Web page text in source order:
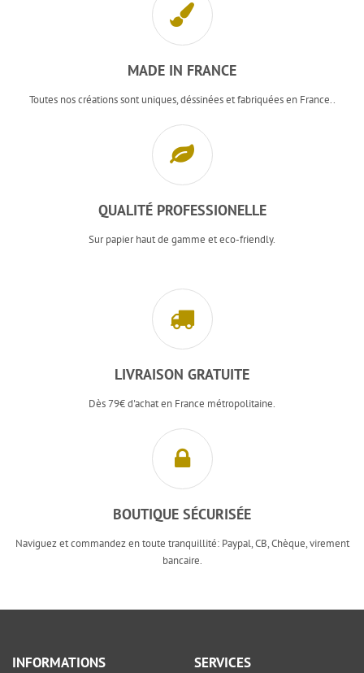
MADE IN FRANCE
Toutes nos créations sont uniques, déssinées et fabriquées en France..
QUALITÉ PROFESSIONELLE
Sur papier haut de gamme et eco-friendly.
LIVRAISON GRATUITE
Dès 79€ d'achat en France métropolitaine.
BOUTIQUE SÉCURISÉE
Naviguez et commandez en toute tranquillité: Paypal, CB, Chèque, virement
bancaire.
INFORMATIONS SERVICES